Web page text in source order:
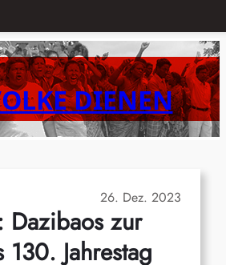
DIENEN
26. Dez. 2023
Dazibaos zur
130. Jahrestag